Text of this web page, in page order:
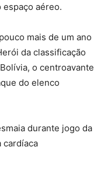
aéreo.
mais de um ano
da classificação
o centroavante
do elenco
durante jogo da
cardíaca